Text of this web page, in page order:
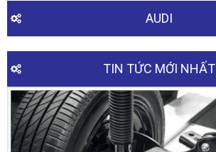
AUDI
TIN TỨC MỚI NHẤT